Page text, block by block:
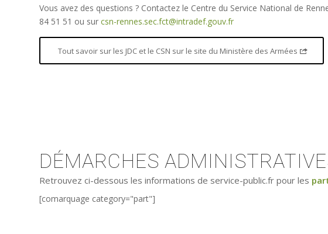
Vous avez des questions ? Contactez le Centre du Service National de
84 51 51 ou sur csn-rennes.sec.fct@intradef.gouv.fr
Tout savoir sur les JDC et le CSN sur le site du Ministère des Armées
DÉMARCHES
Retrouvez ci-dessous les informations de service-public.fr pour les
[comarquage category="part"]